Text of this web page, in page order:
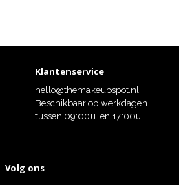
Klantenservice
hello@themakeupspot.nl
Beschikbaar op werkdagen
tussen 09:00u. en 17:00u.
Volg ons